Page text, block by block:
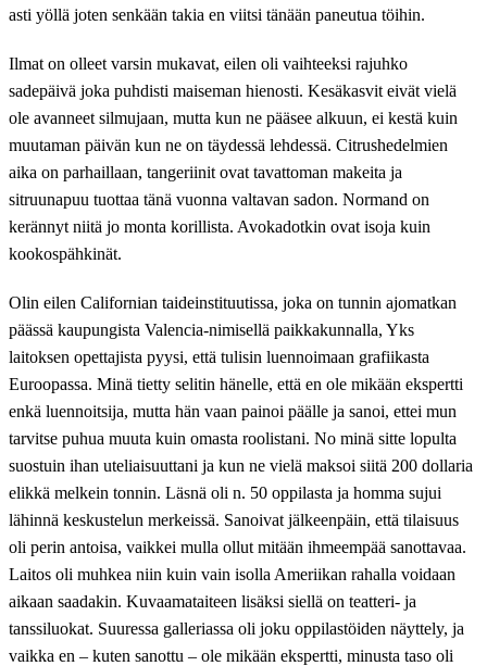
asti yöllä joten senkään takia en viitsi tänään paneutua töihin.
Ilmat on olleet varsin mukavat, eilen oli vaihteeksi rajuhko
sadepäivä joka puhdisti maiseman hienosti. Kesäkasvit eivät vielä
ole avanneet silmujaan, mutta kun ne pääsee alkuun, ei kestä kuin
muutaman päivän kun ne on täydessä lehdessä. Citrushedelmien
aika on parhaillaan, tangeriinit ovat tavattoman makeita ja
sitruunapuu tuottaa tänä vuonna valtavan sadon. Normand on
kerännyt niitä jo monta korillista. Avokadotkin ovat isoja kuin
kookospähkinät.
Olin eilen Californian taideinstituutissa, joka on tunnin ajomatkan
päässä kaupungista Valencia-nimisellä paikkakunnalla, Yks
laitoksen opettajista pyysi, että tulisin luennoimaan grafiikasta
Euroopassa. Minä tietty selitin hänelle, että en ole mikään ekspertti
enkä luennoitsija, mutta hän vaan painoi päälle ja sanoi, ettei mun
tarvitse puhua muuta kuin omasta roolistani. No minä sitte lopulta
suostuin ihan uteliaisuuttani ja kun ne vielä maksoi siitä 200 dollaria
elikkä melkein tonnin. Läsnä oli n. 50 oppilasta ja homma sujui
lähinnä keskustelun merkeissä. Sanoivat jälkeenpäin, että tilaisuus
oli perin antoisa, vaikkei mulla ollut mitään ihmeempää sanottavaa.
Laitos oli muhkea niin kuin vain isolla Ameriikan rahalla voidaan
aikaan saadakin. Kuvaamataiteen lisäksi siellä on teatteri- ja
tanssiluokat. Suuressa galleriassa oli joku oppilastöiden näyttely, ja
vaikka en – kuten sanottu – ole mikään ekspertti, minusta taso oli